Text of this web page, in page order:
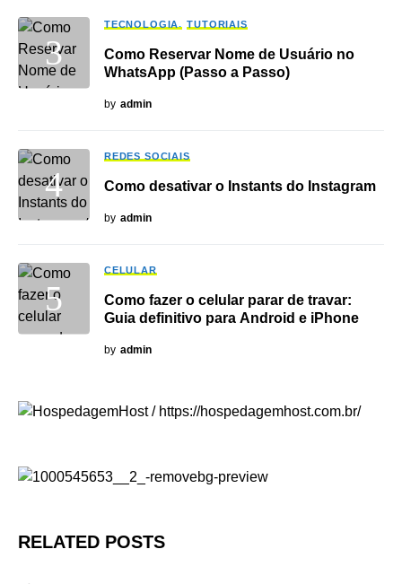
TECNOLOGIA TUTORIAIS
Como Reservar Nome de Usuário no
WhatsApp (Passo a Passo)
by admin
REDES SOCIAIS
Como desativar o Instants do Instagram
by admin
CELULAR
Como fazer o celular parar de travar:
Guia definitivo para Android e iPhone
by admin
RELATED POSTS